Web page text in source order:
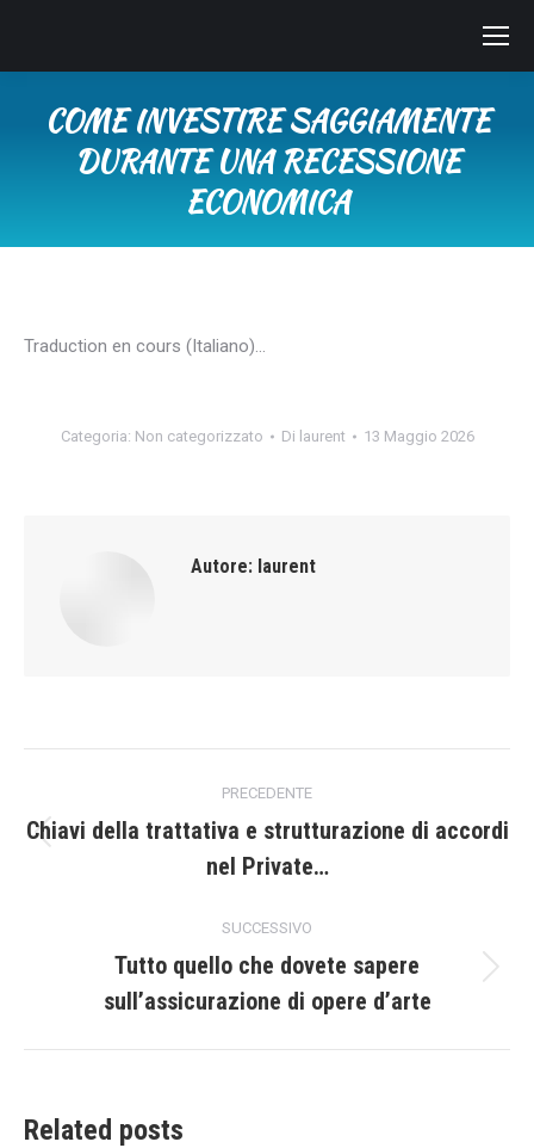
COME INVESTIRE SAGGIAMENTE
DURANTE UNA RECESSIONE
ECONOMICA
Traduction en cours (Italiano)…
Categoria: Non categorizzato Di laurent 13 Maggio 2026
Autore: laurent
tra
PRECEDENTE
precedente:
Chiavi della trattativa e strutturazione di accordi
nel Private…
SUCCESSIVO
post:
Tutto quello che dovete sapere
sull’assicurazione di opere d’arte
Related posts